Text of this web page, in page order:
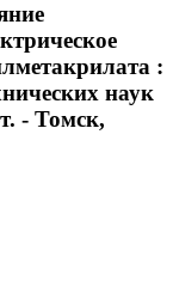
:
наук
- Томск,